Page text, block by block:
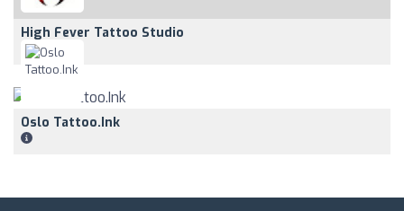
High Fever Tattoo Studio
Oslo Tattoo.Ink